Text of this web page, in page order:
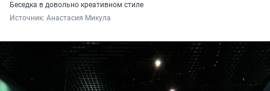
Беседка в довольно креативном стиле
Источник: Анастасия Микула